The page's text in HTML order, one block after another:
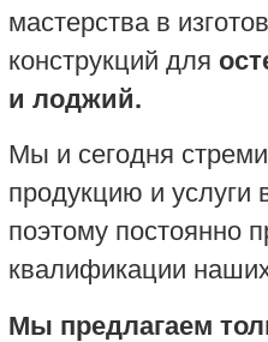
мастерства в
конструкций для
и лоджий.
Мы и сегодня
продукцию и услуги
поэтому постоянно
квалификации
Мы предлагаем